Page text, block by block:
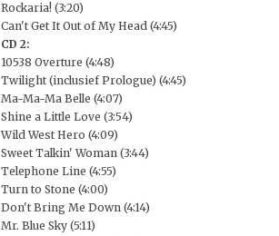
Rockaria! (3:20)
Can't Get It Out of My Head (4:45)
CD 2:
10538 Overture (4:48)
Twilight (inclusief Prologue) (4:45)
Ma-Ma-Ma Belle (4:07)
Shine a Little Love (3:54)
Wild West Hero (4:09)
Sweet Talkin' Woman (3:44)
Telephone Line (4:55)
Turn to Stone (4:00)
Don't Bring Me Down (4:14)
Mr. Blue Sky (5:11)